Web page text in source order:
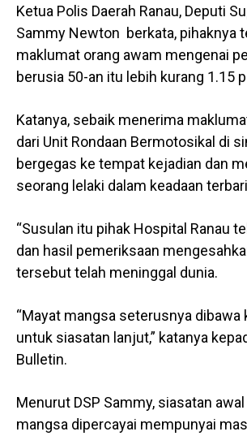
Ketua Polis Daerah Ranau, Deputi
Sammy Newton berkata, pihaknya
maklumat orang awam mengenai
berusia 50-an itu lebih kurang 1.15
Katanya, sebaik menerima
dari Unit Rondaan Bermotosikal di
bergegas ke tempat kejadian dan
seorang lelaki dalam keadaan
“Susulan itu pihak Hospital Ranau
dan hasil pemeriksaan
tersebut telah meninggal dunia.
“Mayat mangsa seterusnya dibawa
untuk siasatan lanjut,” katanya
Bulletin.
Menurut DSP Sammy, siasatan
mangsa dipercayai mempunyai